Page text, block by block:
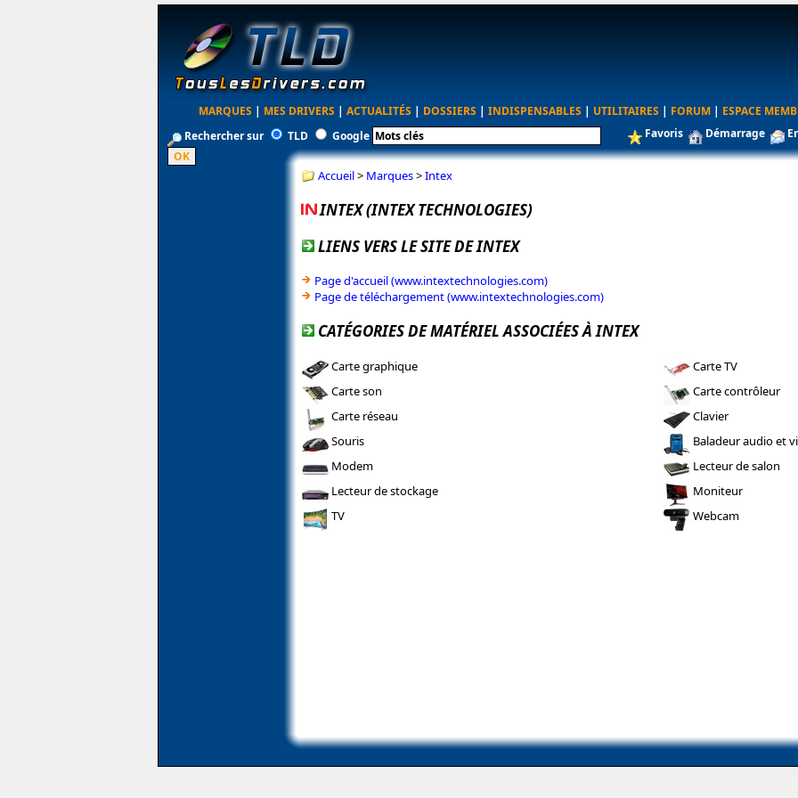
MARQUES | MES DRIVERS | ACTUALITÉS | DOSSIERS | INDISPENSABLES | UTILITAIRES | FORUM | ESPACE
Rechercher sur
TLD Google Favoris Démarrage
Accueil> Marques>Intex
INTEX (INTEX TECHNOLOGIES)
LIENS VERS LE SITE DE INTEX
Page d'accueil (www.intextechnologies.com)
Page de téléchargement (www.intextechnologies.com)
CATÉGORIES DE MATÉRIEL ASSOCIÉES À INTEX
Carte graphique
Carte TV
Carte son
Carte contrôleur
Carte réseau
Clavier
Souris
Baladeur audio et
Modem
Lecteur de salon
Lecteur de stockage
Moniteur
TV
Webcam